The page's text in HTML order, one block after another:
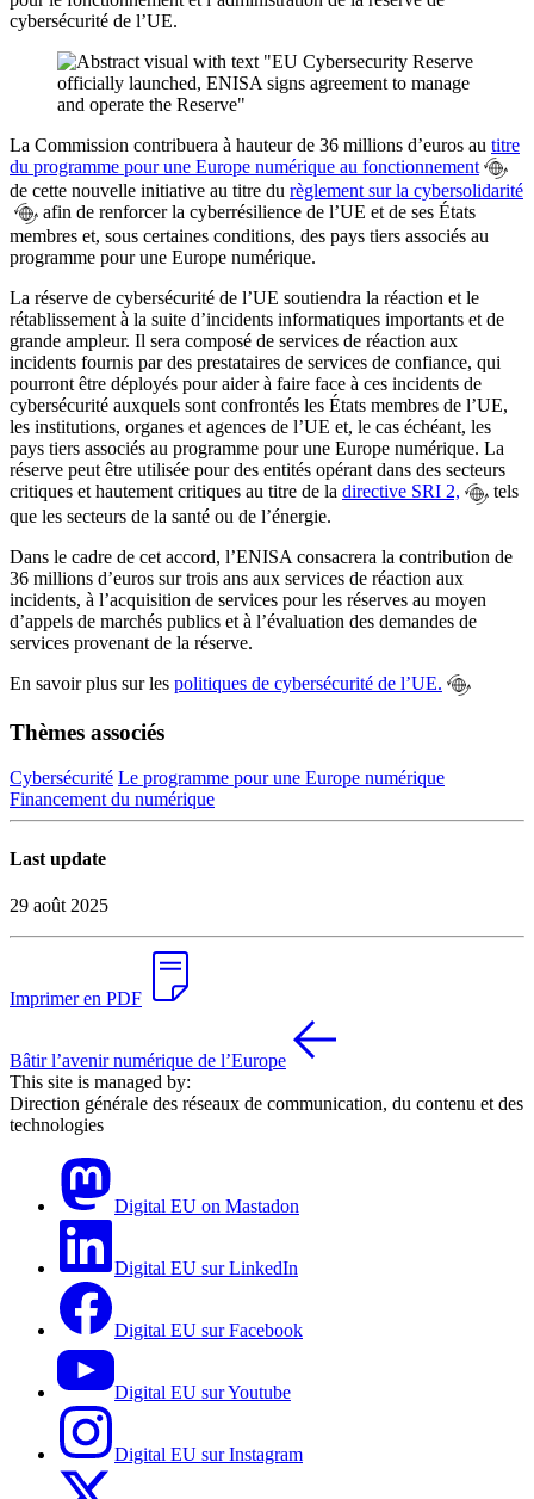
cybersécurité de l’UE.
La Commission contribuera à hauteur de 36 millions d’euros au titre
du programme pour une Europe numérique au fonctionnement
de cette nouvelle initiative au titre du règlement sur la cybersolidarité
afin de renforcer la cyberrésilience de l’UE et de ses États
membres et, sous certaines conditions, des pays tiers associés au
programme pour une Europe numérique.
La réserve de cybersécurité de l’UE soutiendra la réaction et le
rétablissement à la suite d’incidents informatiques importants et de
grande ampleur. Il sera composé de services de réaction aux
incidents fournis par des prestataires de services de confiance, qui
pourront être déployés pour aider à faire face à ces incidents de
cybersécurité auxquels sont confrontés les États membres de l’UE,
les institutions, organes et agences de l’UE et, le cas échéant, les
pays tiers associés au programme pour une Europe numérique. La
réserve peut être utilisée pour des entités opérant dans des secteurs
critiques et hautement critiques au titre de la directive SRI 2,
tels
que les secteurs de la santé ou de l’énergie.
Dans le cadre de cet accord, l’ENISA consacrera la contribution de
36 millions d’euros sur trois ans aux services de réaction aux
incidents, à l’acquisition de services pour les réserves au moyen
d’appels de marchés publics et à l’évaluation des demandes de
services provenant de la réserve.
En savoir plus sur les politiques de cybersécurité de l’UE.
Thèmes associés
Cybersécurité Le programme pour une Europe numérique
Financement du numérique
Last update
29 août 2025
Imprimer en PDF
Bâtir l’avenir numérique de l’Europe
This site is managed by:
Direction générale des réseaux de communication, du contenu et des
technologies
Digital EU on Mastadon
Digital EU sur LinkedIn
Digital EU sur Facebook
Digital EU sur Youtube
Digital EU sur Instagram